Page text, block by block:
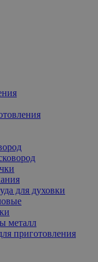
для духовки
металл
приготовления